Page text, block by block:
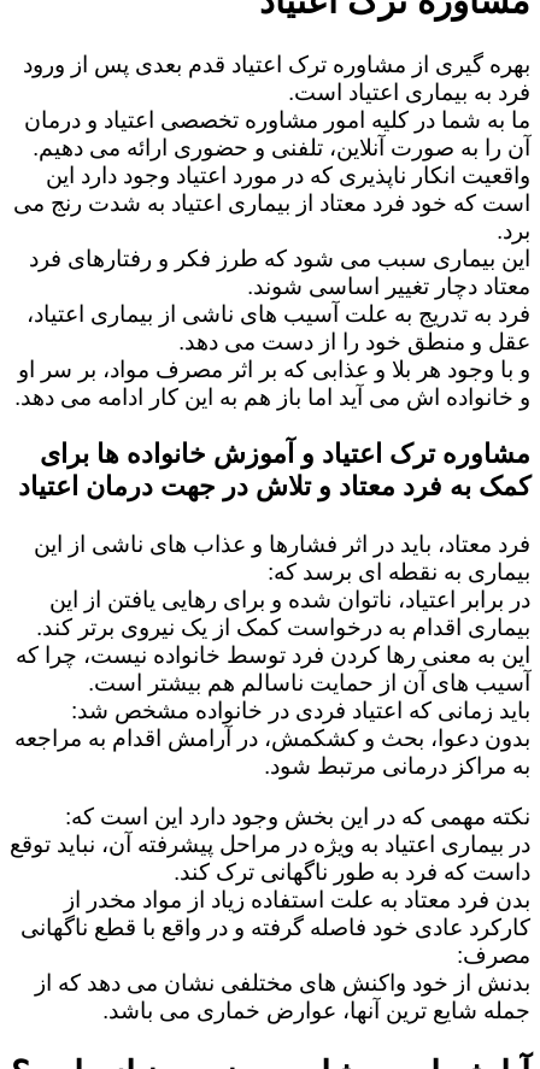
بهره گیری از مشاوره ترک اعتیاد قدم بعدی پس از ورود
فرد به بیماری اعتیاد است.
ما به شما در کلیه امور مشاوره تخصصی اعتیاد و درمان
آن را به صورت آنلاین، تلفنی و حضوری ارائه می دهیم.
واقعیت انکار ناپذیری که در مورد اعتیاد وجود دارد این
است که خود فرد معتاد از بیماری اعتیاد به شدت رنج می
برد.
این بیماری سبب می شود که طرز فکر و رفتارهای فرد
معتاد دچار تغییر اساسی شوند.
فرد به تدریج به علت آسیب های ناشی از بیماری اعتیاد،
عقل و منطق خود را از دست می دهد.
و با وجود هر بلا و عذابی که بر اثر مصرف مواد، بر سر او
و خانواده اش می آید اما باز هم به این کار ادامه می دهد.
مشاوره ترک اعتیاد و آموزش خانواده ها برای
کمک به فرد معتاد و تلاش در جهت درمان اعتیاد
فرد معتاد، باید در اثر فشارها و عذاب های ناشی از این
بیماری به نقطه ای برسد که:
در برابر اعتیاد، ناتوان شده و برای رهایی یافتن از این
بیماری اقدام به درخواست کمک از یک نیروی برتر کند.
این به معنی رها کردن فرد توسط خانواده نیست، چرا که
آسیب های آن از حمایت ناسالم هم بیشتر است.
باید زمانی که اعتیاد فردی در خانواده مشخص شد:
بدون دعوا، بحث و کشکمش، در آرامش اقدام به مراجعه
به مراکز درمانی مرتبط شود.
نکته مهمی که در این بخش وجود دارد این است که:
در بیماری اعتیاد به ویژه در مراحل پیشرفته آن، نباید توقع
داست که فرد به طور ناگهانی ترک کند.
بدن فرد معتاد به علت استفاده زیاد از مواد مخدر از
کارکرد عادی خود فاصله گرفته و در واقع با قطع ناگهانی
مصرف:
بدنش از خود واکنش های مختلفی نشان می دهد که از
جمله شایع ترین آنها، عوارض خماری می باشد.